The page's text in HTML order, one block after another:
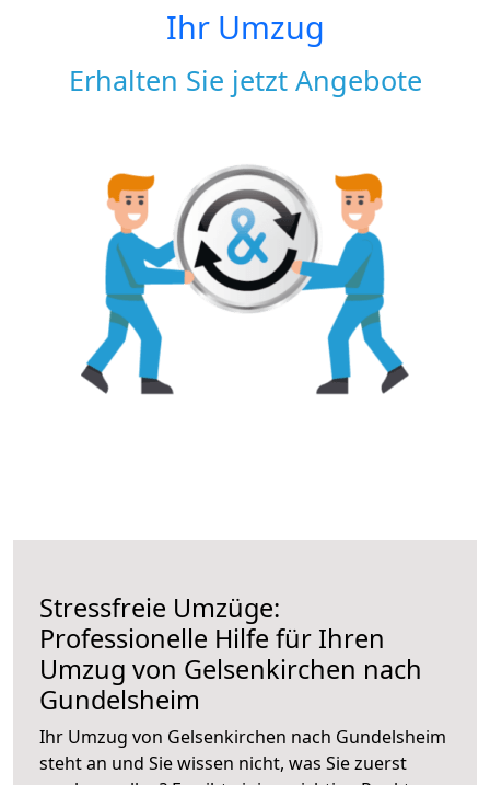
Ihr Umzug
Erhalten Sie jetzt Angebote
Stressfreie Umzüge:
Professionelle Hilfe für Ihren
Umzug von Gelsenkirchen nach
Gundelsheim
Ihr Umzug von Gelsenkirchen nach Gundelsheim
steht an und Sie wissen nicht, was Sie zuerst